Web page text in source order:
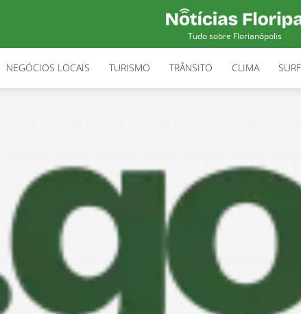
Tudo sobre Florianópolis
NEGÓCIOS LOCAIS TURISMO TRÂNSITO CLIMA SURF